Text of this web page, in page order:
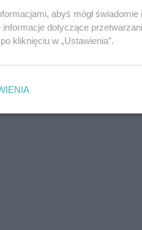
abyś mógł
informacje dotyczące
kliknięciu w „Ustawienia”.